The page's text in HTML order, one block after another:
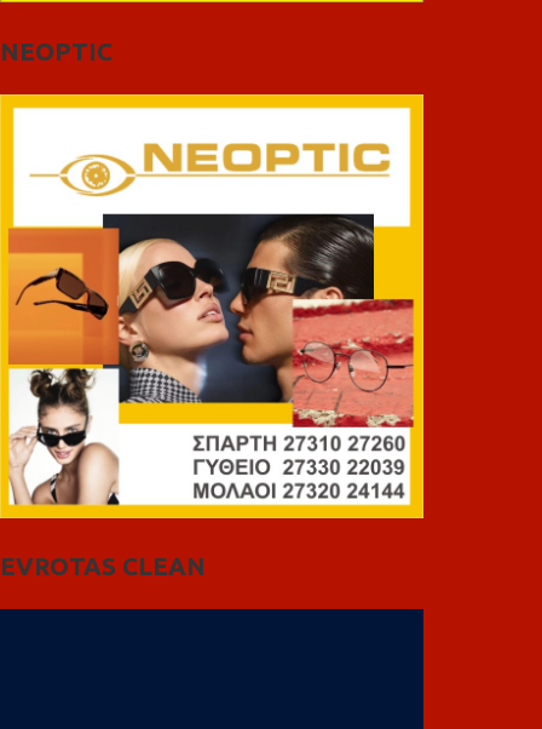
NEOPTIC
EVROTAS CLEAN